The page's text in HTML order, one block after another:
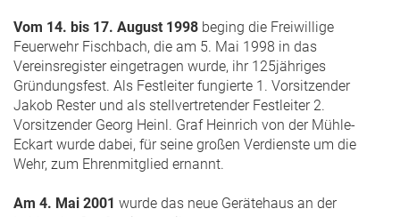
Vom 14. bis 17. August 1998 beging die Freiwillige
Feuerwehr Fischbach, die am 5. Mai 1998 in das
Vereinsregister eingetragen wurde, ihr 125jähriges
Gründungsfest. Als Festleiter fungierte 1. Vorsitzender
Jakob Rester und als stellvertretender Festleiter 2.
Vorsitzender Georg Heinl. Graf Heinrich von der Mühle-
Eckart wurde dabei, für seine großen Verdienste um die
Wehr, zum Ehrenmitglied ernannt.
Am 4. Mai 2001 wurde das neue Gerätehaus an der